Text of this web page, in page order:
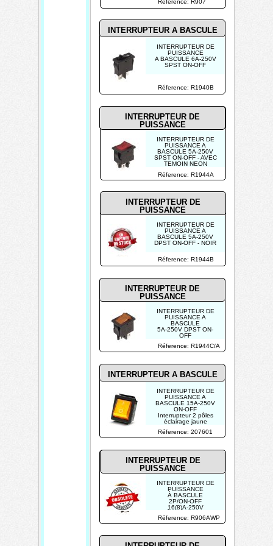
Réference: R1944C/A
Réference: R1944B
INTERRUPTEUR DE
PUISSANCE
INTERRUPTEUR DE
PUISSANCE
INTERRUPTEUR DE
PUISSANCE A
BASCULE 5A-250V
DPST ON-OFF - NOIR
INTERRUPTEUR DE
PUISSANCE A
BASCULE
5A-250V DPST ON-
OFF
ORANGE
INTERRUPTEUR DE
PUISSANCE A
BASCULE 15A-250V
ON-OFF
Interrupteur 2 pôles
éclairage jaune
INTERRUPTEUR DE
PUISSANCE
À BASCULE
2P/ON-OFF
16(8)A-250V
ÉCLABOUSSURES
INTERRUPTEUR A BASCULE
INTERRUPTEUR DE
PUISSANCE
Réference: 207601
Réference: R906AWP
INTERRUPTEUR DE
PUISSANCE A
BASCULE 5A-250V
SPST ON-OFF - AVEC
TEMOIN NEON
INTERRUPTEUR DE
PUISSANCE
Réference: R1944A
Réference: R907
Réference: R1940B
INTERRUPTEUR A BASCULE
INTERRUPTEUR DE
PUISSANCE
A BASCULE 6A-250V
SPST ON-OFF